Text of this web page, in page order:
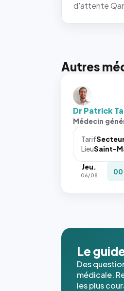
d'attente
Autres
Dr Patrick
Médecin
Tarif
LieuSaint-
Jeu.
06/08
Le
Des
médicale.
les plus